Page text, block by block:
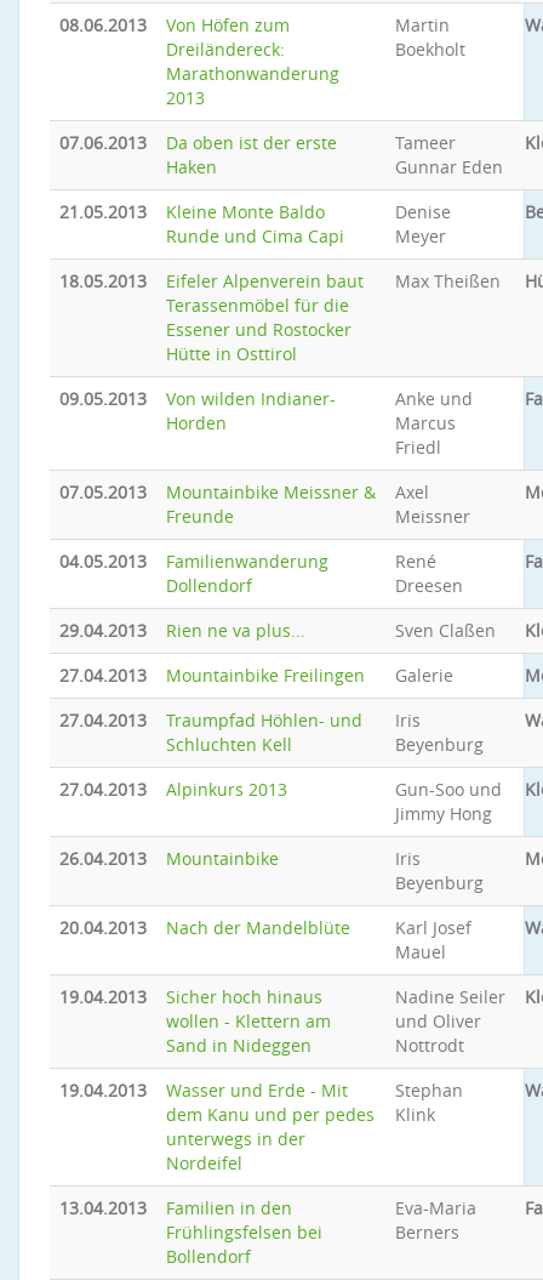
08.06.2013
Von Höfen zum
Dreiländereck:
Marathonwanderung
2013
Martin
Boekholt
07.06.2013
Da oben ist der erste
Haken
Tameer
Gunnar Eden
21.05.2013
Kleine Monte Baldo
Runde und Cima Capi
Denise
Meyer
18.05.2013
Eifeler Alpenverein baut
Terassenmöbel für die
Essener und Rostocker
Hütte in Osttirol
Max Theißen
09.05.2013
Von wilden Indianer-
Horden
Anke und
Marcus
Friedl
07.05.2013
Mountainbike Meissner &
Freunde
Axel
Meissner
04.05.2013
Familienwanderung
Dollendorf
René
Dreesen
29.04.2013 Rien ne va plus... Sven Claßen
27.04.2013
Mountainbike Freilingen Galerie
27.04.2013
Traumpfad Höhlen- und
Schluchten Kell
Iris
Beyenburg
27.04.2013 Alpinkurs 2013
Gun-Soo und
Jimmy Hong
26.04.2013 Mountainbike
Iris
Beyenburg
20.04.2013 Nach der Mandelblüte
Karl Josef
Mauel
19.04.2013
Sicher hoch hinaus
wollen - Klettern am
Sand in Nideggen
Nadine Seiler
und Oliver
Nottrodt
19.04.2013
Wasser und Erde - Mit
dem Kanu und per pedes
unterwegs in der
Nordeifel
Stephan
Klink
13.04.2013
Familien in den
Frühlingsfelsen bei
Bollendorf
Eva-Maria
Berners